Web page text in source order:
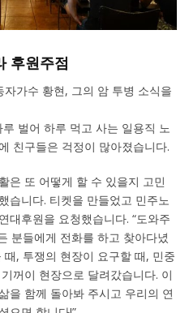
후원주점
가수 황현, 그의 암 투병 소식을
벌어 하루 먹고 사는 일용직 노
친구들은 걱정이 많아졌습니다.
은 또 어떻게 할 수 있을지 고민
습니다. 티켓을 만들었고 민주노
대후원을 요청했습니다. “도와주
분들에게 전화를 하고 찾아다녔
때, 투쟁의 현장이 요구할 때, 민중
꺼이 현장으로 달려갔습니다. 이
을 함께 돌아봐 주시고 우리의 연